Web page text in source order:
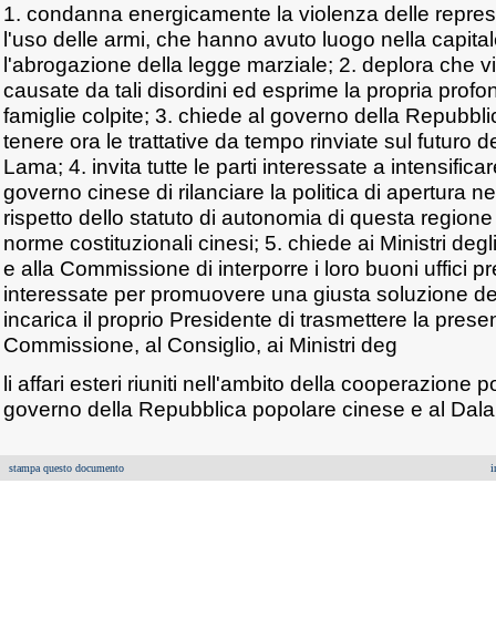
1. condanna energicamente la violenza delle
l'uso delle armi, che hanno avuto luogo nella
l'abrogazione della legge marziale; 2. deplora che
causate da tali disordini ed esprime la propria
famiglie colpite; 3. chiede al governo della
tenere ora le trattative da tempo rinviate sul futuro
Lama; 4. invita tutte le parti interessate a
governo cinese di rilanciare la politica di apertura
rispetto dello statuto di autonomia di questa
norme costituzionali cinesi; 5. chiede ai Ministri
e alla Commissione di interporre i loro buoni uffici
interessate per promuovere una giusta soluzione
incarica il proprio Presidente di trasmettere la
Commissione, al Consiglio, ai Ministri deg
li affari esteri riuniti nell'ambito della cooperazione
governo della Repubblica popolare cinese e al
stampa questo documento